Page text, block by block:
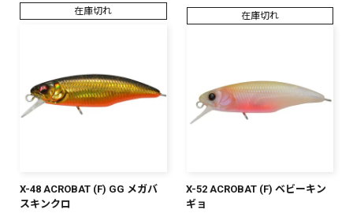
在庫切れ 在庫切れ
X-48 ACROBAT (F) GG メガバ
スキンクロ
X-52 ACROBAT (F) ベビーキン
ギョ